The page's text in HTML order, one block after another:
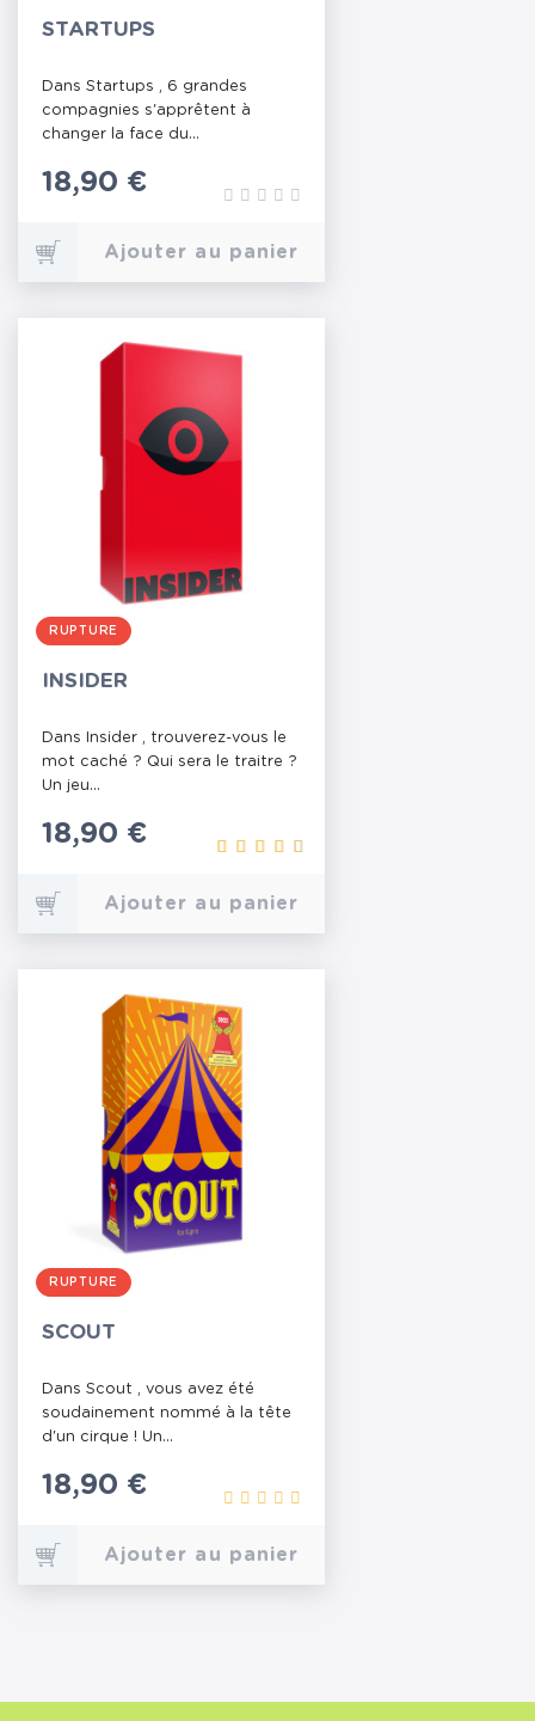
STARTUPS
Dans Startups , 6 grandes
compagnies s'apprêtent à
changer la face du...
Prix
18,90 €
Ajouter au panier
RUPTURE
INSIDER
Dans Insider , trouverez-vous le
mot caché ? Qui sera le traitre ?
Un jeu...
Prix
18,90 €
Ajouter au panier
RUPTURE
SCOUT
Dans Scout , vous avez été
soudainement nommé à la tête
d'un cirque ! Un...
Prix
18,90 €
Ajouter au panier